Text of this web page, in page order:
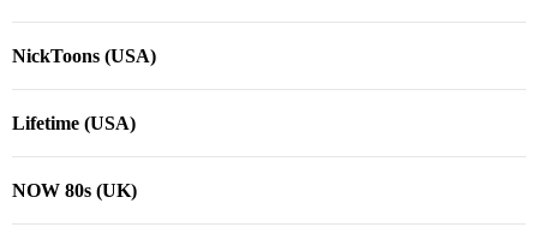
NickToons (USA)
Lifetime (USA)
NOW 80s (UK)